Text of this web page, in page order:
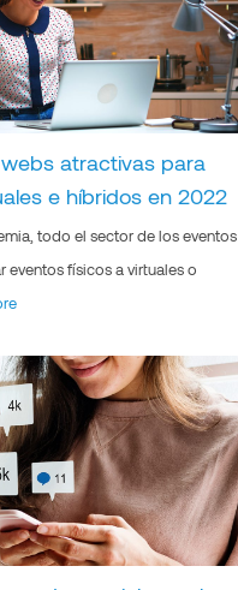
atractivas para
e híbridos en 2022
todo el sector de los eventos
eventos físicos a virtuales o